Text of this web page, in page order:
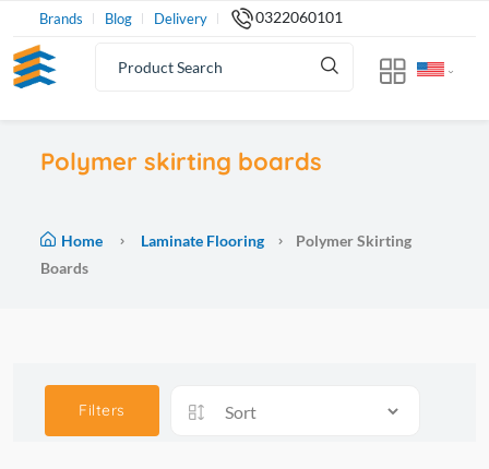
Brands Blog Delivery 0322060101
Polymer skirting boards
Home Laminate Flooring
Polymer Skirting
Boards
Filters